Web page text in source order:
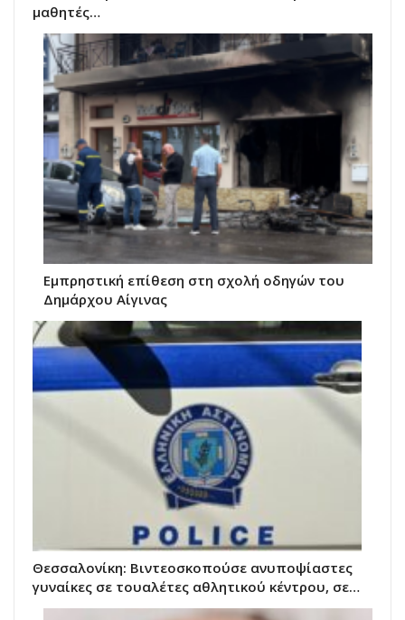
μαθητές…
Εμπρηστική επίθεση στη σχολή οδηγών του
Δημάρχου Αίγινας
Θεσσαλονίκη: Βιντεοσκοπούσε ανυποψίαστες
γυναίκες σε τουαλέτες αθλητικού κέντρου, σε…